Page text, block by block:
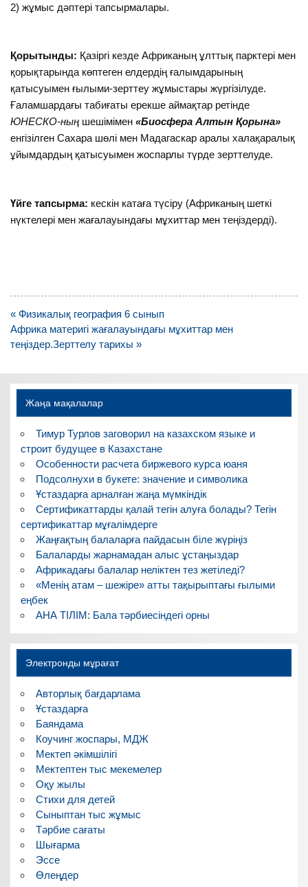
2) жұмыс дәптері тапсырмалары.
Қорытынды: Қазіргі кезде Африканың ұлттық парктері мен
қорықтарында көптеген елдердің ғалымдарының
қатысуымен ғылыми-зерттеу жұмыстары жүргізілуде.
Ғаламшардағы табиғаты ерекше аймақтар ретінде
ЮНЕСКО-ның шешімімен«Биосфера Алтын Қорына»
енгізілген Сахара шөлі мен Мадагаскар аралы халақаралық
ұйымдардың қатысуымен жоспарлы түрде зерттелуде.
Үйге тапсырма: кескін катаға түсіру (Африканың шеткі
нүктелері мен жағалауындағы мұхиттар мен теңіздерді).
Навигация
по
записям
« Физикалық география 6 сынып
Африка материгі жағалауындағы мұхиттар мен
теңіздер.Зерттелу тарихы »
Жаңа мақалалар
Тимур Турлов заговорил на казахском языке и
строит будущее в Казахстане
Особенности расчета биржевого курса юаня
Подсолнухи в букете: значение и символика
Ұстаздарға арналған жаңа мүмкіндік
Сертификаттарды қалай тегін алуға болады? Тегін
сертификаттар мұғалімдерге
Жаңғақтың балаларға пайдасын біле жүріңіз
Балаларды жарнамадан алыс ұстаңыздар
Африкадағы балалар неліктен тез жетіледі?
«Менің атам – шежіре» атты тақырыптағы ғылыми
еңбек
АНА ТІЛІМ: Бала тәрбиесіндегі орны
Электронды мұрағат
Авторлық бағдарлама
Ұстаздарға
Баяндама
Коучинг жоспары, МДЖ
Мектеп әкімшілігі
Мектептен тыс мекемелер
Оқу жылы
Стихи для детей
Сыныптан тыс жұмыс
Тәрбие сағаты
Шығарма
Эссе
Өлеңдер